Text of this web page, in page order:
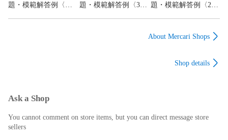
題・模範解答例〈プ
題・模範解答例〈3
題・模範解答例〈2
About Mercari Shops
Shop details
Ask a Shop
You cannot comment on store items, but you can direct message store
sellers